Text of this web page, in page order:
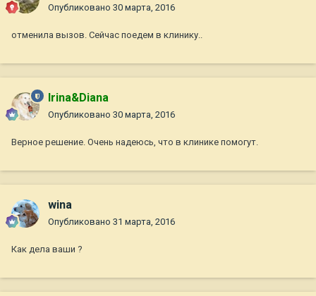
Опубликовано 30 марта, 2016
отменила вызов. Сейчас поедем в клинику..
Irina&Diana
Опубликовано 30 марта, 2016
Верное решение. Очень надеюсь, что в клинике помогут.
wina
Опубликовано 31 марта, 2016
Как дела ваши ?